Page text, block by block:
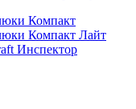
Компакт
Компакт Лайт
Инспектор